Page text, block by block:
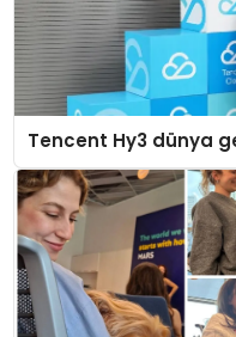
Tencent Hy3 dünya